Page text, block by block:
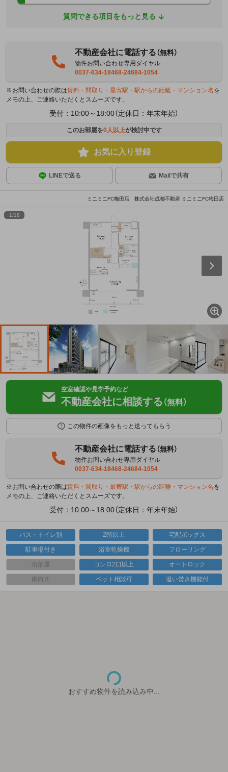
質問できる項目をもっと見る
不動産会社に電話する（無料）
物件お問い合わせ専用ダイヤル
0037-634-18468-24684-1054
※お問い合わせの際は賃料・間取り・最寄駅・駅からの距離・マンション名 を
メモの上、ご連絡いただくとスムーズです。
受付：10:00～18:00（定休日：年末年始）
このお部屋を0人以上が検討中です
お気に入り登録
LINEで送る Mailで共有
ミニミニFC梅田店 株式会社成都不動産 ミニミニFC梅田店
1/18
空室確認や見学予約など
不動産会社に相談する （無料）
この物件の画像をもっと送ってもらう
不動産会社に電話する（無料）
物件お問い合わせ専用ダイヤル
0037-634-18468-24684-1054
※お問い合わせの際は賃料・間取り・最寄駅・駅からの距離・マンション名 を
メモの上、ご連絡いただくとスムーズです。
受付：10:00～18:00（定休日：年末年始）
バス・トイレ別 2階以上 宅配ボックス
駐車場付き 浴室乾燥機 フローリング
角部屋 コンロ2口以上 オートロック
南向き ペット相談可 追い焚き機能付
おすすめ物件を読み込み中...